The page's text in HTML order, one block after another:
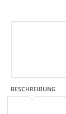
BESCHREIBUNG